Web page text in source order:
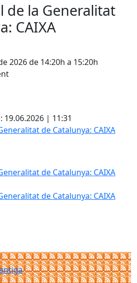
de la Generalitat
CAIXA
2026 de 14:20h a 15:20h
| 11:31
de Catalunya: CAIXA
de Catalunya: CAIXA
de Catalunya: CAIXA